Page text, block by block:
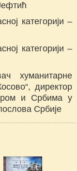
категорији –
категорији –
хуманитарне
директор
и Србима у
Србије